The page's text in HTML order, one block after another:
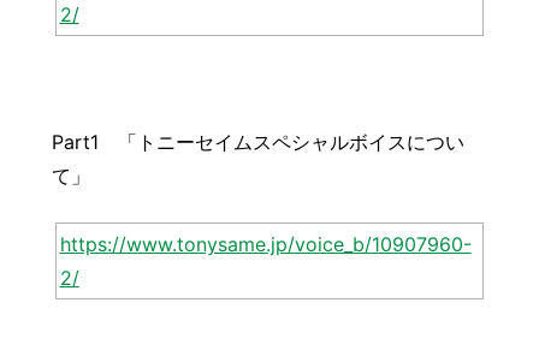
2/
Part1 「トニーセイムスペシャルボイスについ
て」
https://www.tonysame.jp/voice_b/10907960-
2/